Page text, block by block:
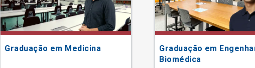
Graduação em Medicina
Graduação em
Biomédica